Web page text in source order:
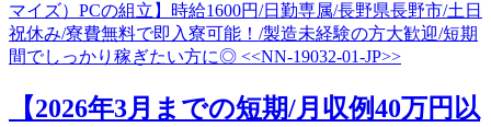
【2026年3月までの短期/月収例40万円以